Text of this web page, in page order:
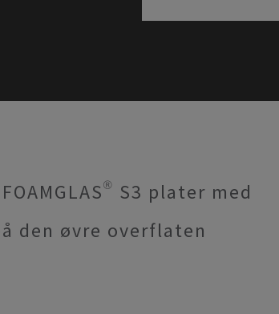
S3 plater med
den øvre overflaten